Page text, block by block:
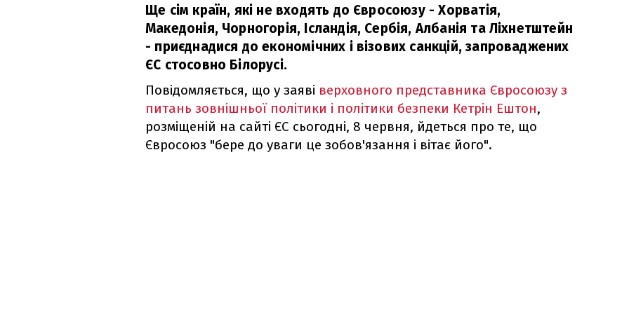
Ще сім країн, які не входять до Євросоюзу - Хорватія,
Македонія, Чорногорія, Ісландія, Сербія, Албанія та Ліхнетштейн
- приєднадися до економічних і візових санкцій, запроваджених
ЄС стосовно Білорусі.
Повідомляється, що у заяві верховного представника Євросоюзу з
питань зовнішньої політики і політики безпеки Кетрін Ештон,
розміщеній на сайті ЄС сьогодні, 8 червня, йдеться про те, що
Євросоюз "бере до уваги це зобов'язання і вітає його".